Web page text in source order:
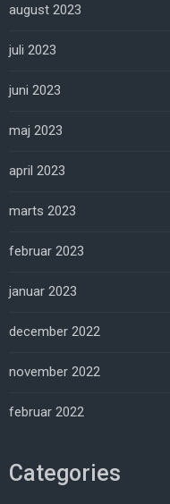
august 2023
juli 2023
juni 2023
maj 2023
april 2023
marts 2023
februar 2023
januar 2023
december 2022
november 2022
februar 2022
Categories